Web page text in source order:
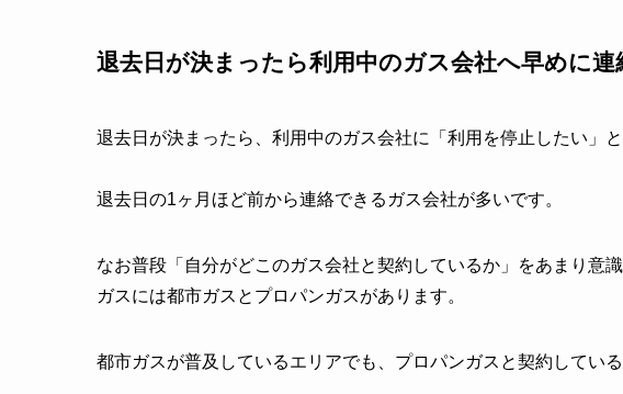
退去日が決まったら利用中のガス会社へ早めに連
退去日が決まったら、利用中のガス会社に「利用を停止したい」と
退去日の1ヶ月ほど前から連絡できるガス会社が多いです。
なお普段「自分がどこのガス会社と契約しているか」をあまり意
ガスには都市ガスとプロパンガスがあります。
都市ガスが普及しているエリアでも、プロパンガスと契約している